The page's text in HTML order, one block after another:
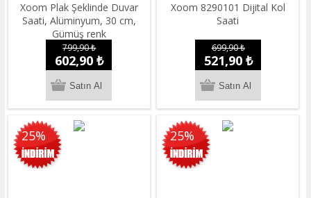
Xoom Plak Şeklinde Duvar
Saati, Alüminyum, 30 cm,
Gümüş renk
799,90 ₺
602,90 ₺
Xoom 8290101 Dijital Kol
Saati
699,90 ₺
521,90 ₺
25% 25%